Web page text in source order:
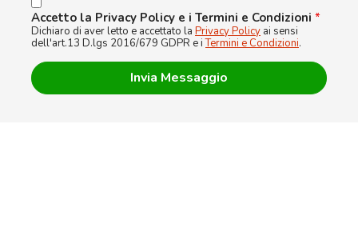
Accetto la Privacy Policy e i Termini e Condizioni *
Dichiaro di aver letto e accettato la Privacy Policy ai sensi
dell'art.13 D.lgs 2016/679 GDPR e iTermini e Condizioni.